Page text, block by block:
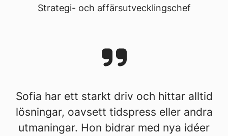
Strategi- och affärsutvecklingschef
Sofia har ett starkt driv och hittar alltid
lösningar, oavsett tidspress eller andra
utmaningar. Hon bidrar med nya idéer